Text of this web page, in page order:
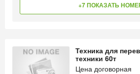
+7 ПОКАЗАТЬ
Техника для
техники 60т
Цена договорная